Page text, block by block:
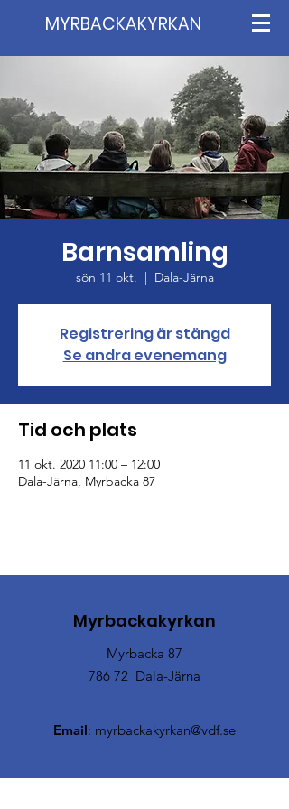
MYRBACKAKYRKAN
Barnsamling
sön 11 okt.
  |
Dala-Järna
Registrering är stängd
Se andra evenemang
Tid och plats
11 okt. 2020 11:00 – 12:00
Dala-Järna, Myrbacka 87
Myrbackakyrkan
Myrbacka 87
786 72 Dala-Järna
Email: myrbackakyrkan@vdf.se